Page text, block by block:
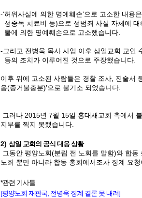
-‘허위사실에 의한 명예훼손’으로 고소한 내용
성중독 치료비 등)으로 성범죄 사실 자체에
물에 의한 명예훼손으로 고소했습니다
-그리고 전병욱 목사 사임 이후 삼일교회 교인
등의 조치가 이루어진 것으로 주장했습니다
이후 위에 고소된 사람들은 경찰 조사 진술서
음(증거불충분)’으로 불기소 되었습니다
그러나 2015년 7월 15일 홍대새교회 측에서
지부를 찍지 못했습니다
2) 삼일 교회의 공식 대응 상황
그동안 평양노회(분립 전 노회를 말함)와 합동
노회 뿐만 아니라 합동 총회에서조차 징계 요
*관련 기사들
[평양노회 재판국, 전병욱 징계 결론 못 내려]